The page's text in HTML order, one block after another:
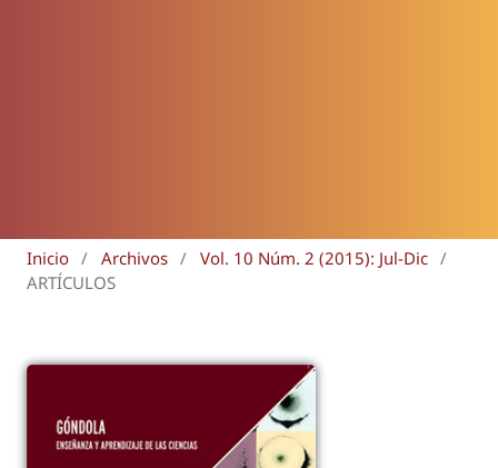
Inicio / Archivos / Vol. 10 Núm. 2 (2015): Jul-Dic /
ARTÍCULOS